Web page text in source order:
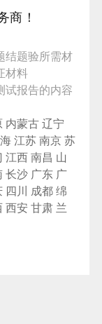
商！
结题验所需材
材料
试报告的内容
内蒙古辽宁
江苏南京苏
江西南昌 山
长沙 广东 广
四川 成都绵
西安 甘肃 兰